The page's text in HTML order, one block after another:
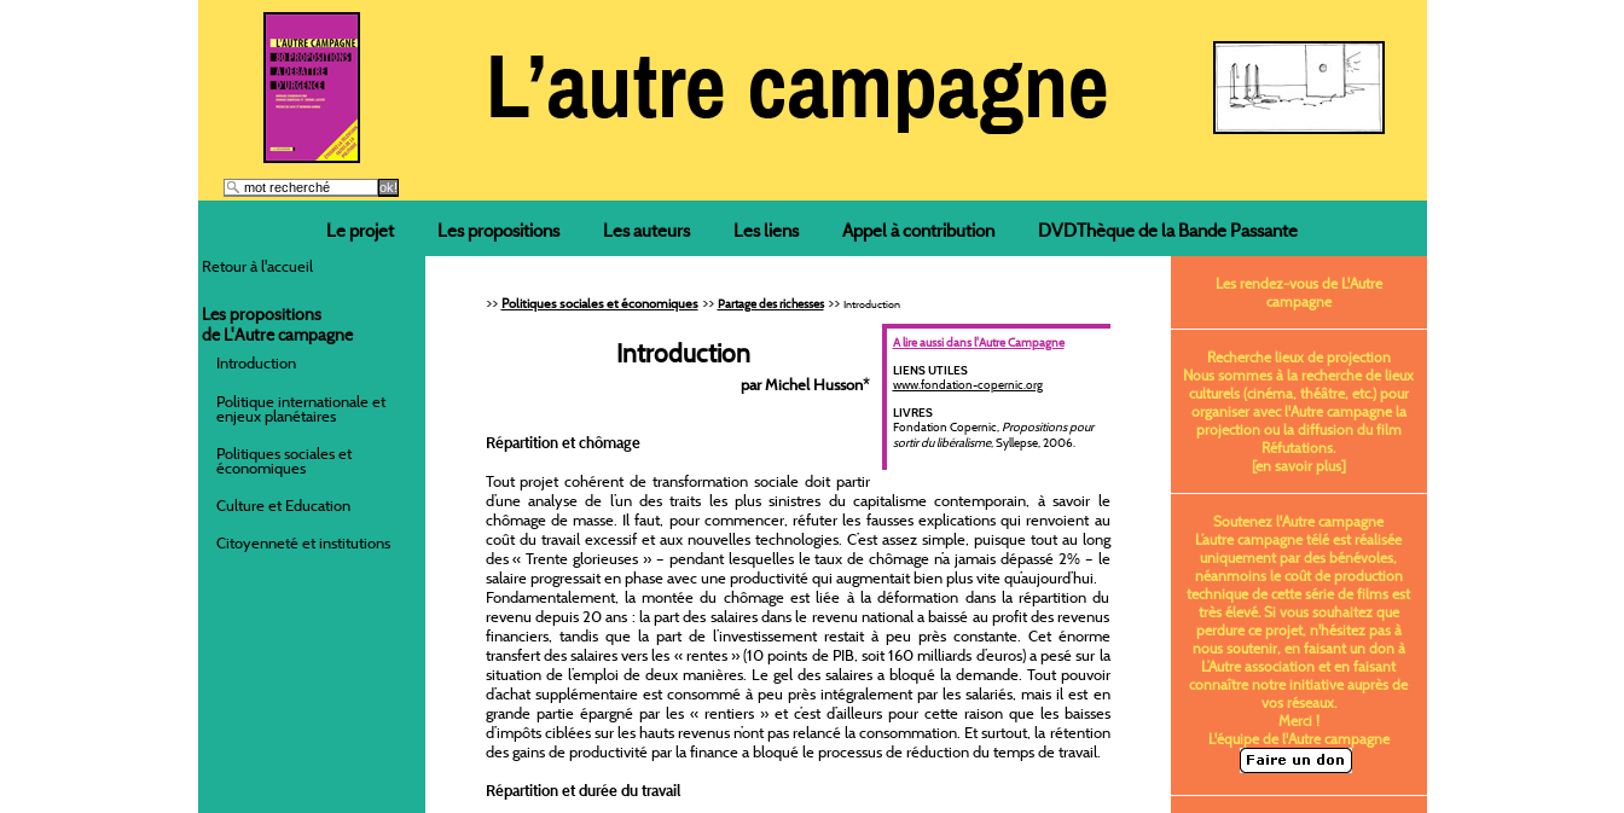
Le projet Les propositions Les auteurs Les liens Appel à contribution DVDThèque de la Bande Passante
Retour à l'accueil
Les propositions
de L'Autre campagne
Introduction
Politique internationale et
enjeux planétaires
Politiques sociales et
économiques
Culture et Education
Citoyenneté et institutions
>> Politiques sociales et économiques>> Partage des richesses>> Introduction
A lire aussi dans l'Autre Campagne
LIENS UTILES
www.fondation-copernic.org
LIVRES
Fondation Copernic, Propositions pour
sortir du libéralisme, Syllepse, 2006.
Introduction
par Michel Husson*
Répartition et chômage
Tout projet cohérent de transformation sociale doit partir
d’une analyse de l’un des traits les plus sinistres du capitalisme contemporain, à savoir le
chômage de masse. Il faut, pour commencer, réfuter les fausses explications qui renvoient au
coût du travail excessif et aux nouvelles technologies. C’est assez simple, puisque tout au long
des « Trente glorieuses » – pendant lesquelles le taux de chômage n’a jamais dépassé 2% – le
salaire progressait en phase avec une productivité qui augmentait bien plus vite qu’aujourd’hui.
Fondamentalement, la montée du chômage est liée à la déformation dans la répartition du
revenu depuis 20 ans : la part des salaires dans le revenu national a baissé au profit des revenus
financiers, tandis que la part de l’investissement restait à peu près constante. Cet énorme
transfert des salaires vers les « rentes » (10 points de PIB, soit 160 milliards d’euros) a pesé sur la
situation de l’emploi de deux manières. Le gel des salaires a bloqué la demande. Tout pouvoir
d’achat supplémentaire est consommé à peu près intégralement par les salariés, mais il est en
grande partie épargné par les « rentiers » et c’est d’ailleurs pour cette raison que les baisses
d’impôts ciblées sur les hauts revenus n’ont pas relancé la consommation. Et surtout, la rétention
des gains de productivité par la finance a bloqué le processus de réduction du temps de travail.
Répartition et durée du travail
Les rendez-vous de L'Autre
campagne
Recherche lieux de projection
Nous sommes à la recherche de lieux
culturels (cinéma, théâtre, etc.) pour
organiser avec l'Autre campagne la
projection ou la diffusion du film
Réfutations.
[en savoir plus]
Soutenez l'Autre campagne
L’autre campagne télé est réalisée
uniquement par des bénévoles,
néanmoins le coût de production
technique de cette série de films est
très élevé. Si vous souhaitez que
perdure ce projet, n'hésitez pas à
nous soutenir, en faisant un don à
L’Autre association et en faisant
connaître notre initiative auprès de
vos réseaux.
Merci !
L'équipe de l'Autre campagne